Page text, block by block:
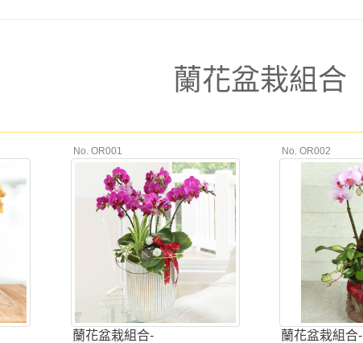
蘭花盆栽組合
No. OR001
蘭花盆栽組合-
No. OR002
蘭花盆栽組合-